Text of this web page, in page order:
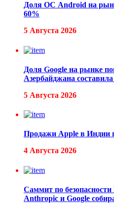
Доля ОС Android на
60%
5 Августа 2026
Доля Google на рынке
Азербайджана
5 Августа 2026
Продажи Apple в Индии
4 Августа 2026
Саммит по
Anthropic и Google